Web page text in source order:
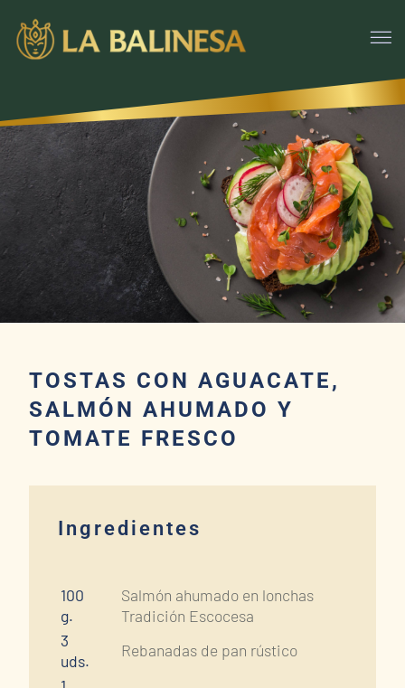
TOSTAS CON AGUACATE,
SALMÓN AHUMADO Y
TOMATE FRESCO
Ingredientes
100
g.
Salmón ahumado en lonchas
Tradición Escocesa
3
uds.
Rebanadas de pan rústico